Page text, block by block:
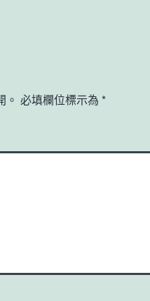
。 必填欄位標示為 *